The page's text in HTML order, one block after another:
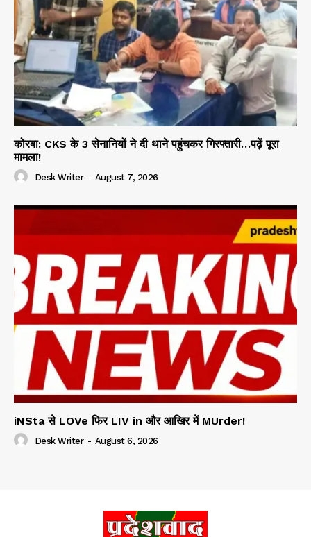
कोरबा: CKS के 3 सेनानियों ने दी थाने पहुंचकर गिरफ्तारी…पढ़ें पूरा
मामला!
Desk Writer - August 7, 2026
iNSta से LOVe फिर LIV in और आखिर में MUrder!
Desk Writer - August 6, 2026